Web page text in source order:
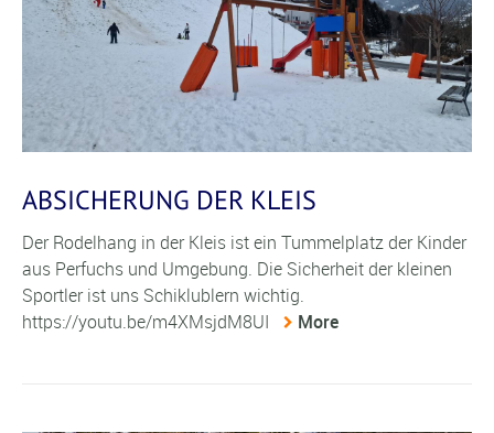
ABSICHERUNG DER KLEIS
Der Rodelhang in der Kleis ist ein Tummelplatz der Kinder
aus Perfuchs und Umgebung. Die Sicherheit der kleinen
Sportler ist uns Schiklublern wichtig.
https://youtu.be/m4XMsjdM8UI
More